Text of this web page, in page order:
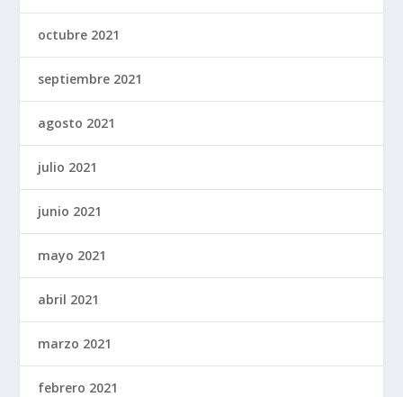
octubre 2021
septiembre 2021
agosto 2021
julio 2021
junio 2021
mayo 2021
abril 2021
marzo 2021
febrero 2021